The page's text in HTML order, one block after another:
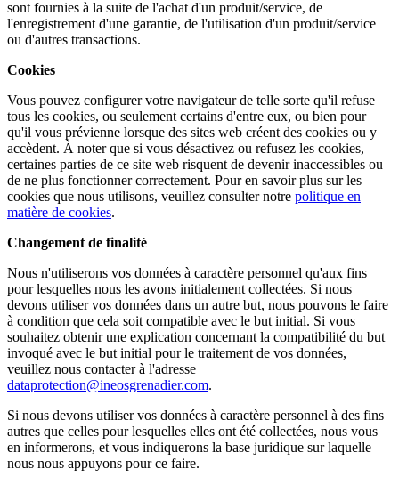
sont fournies à la suite de l'achat d'un produit/service, de
l'enregistrement d'une garantie, de l'utilisation d'un produit/service
ou d'autres transactions.
Cookies
Vous pouvez configurer votre navigateur de telle sorte qu'il refuse
tous les cookies, ou seulement certains d'entre eux, ou bien pour
qu'il vous prévienne lorsque des sites web créent des cookies ou y
accèdent. À noter que si vous désactivez ou refusez les cookies,
certaines parties de ce site web risquent de devenir inaccessibles ou
de ne plus fonctionner correctement. Pour en savoir plus sur les
cookies que nous utilisons, veuillez consulter notre politique en
matière de cookies.
Changement de finalité
Nous n'utiliserons vos données à caractère personnel qu'aux fins
pour lesquelles nous les avons initialement collectées. Si nous
devons utiliser vos données dans un autre but, nous pouvons le faire
à condition que cela soit compatible avec le but initial. Si vous
souhaitez obtenir une explication concernant la compatibilité du but
invoqué avec le but initial pour le traitement de vos données,
veuillez nous contacter à l'adresse
dataprotection@ineosgrenadier.com.
Si nous devons utiliser vos données à caractère personnel à des fins
autres que celles pour lesquelles elles ont été collectées, nous vous
en informerons, et vous indiquerons la base juridique sur laquelle
nous nous appuyons pour ce faire.